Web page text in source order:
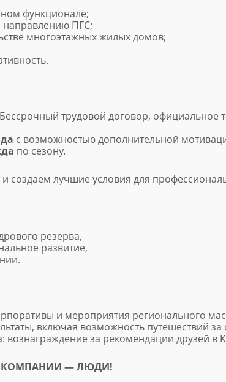
функционале;
ПГС;
многоэтажных жилых домов;
трудовой договор, официальное
с возможностью дополнительной
по сезону.
создаем лучшие условия для
резерва,
развитие,
и мероприятия регионального
включая возможность путешествий
вознаграждение за рекомендации друзей в
КОМПАНИИ — ЛЮДИ!